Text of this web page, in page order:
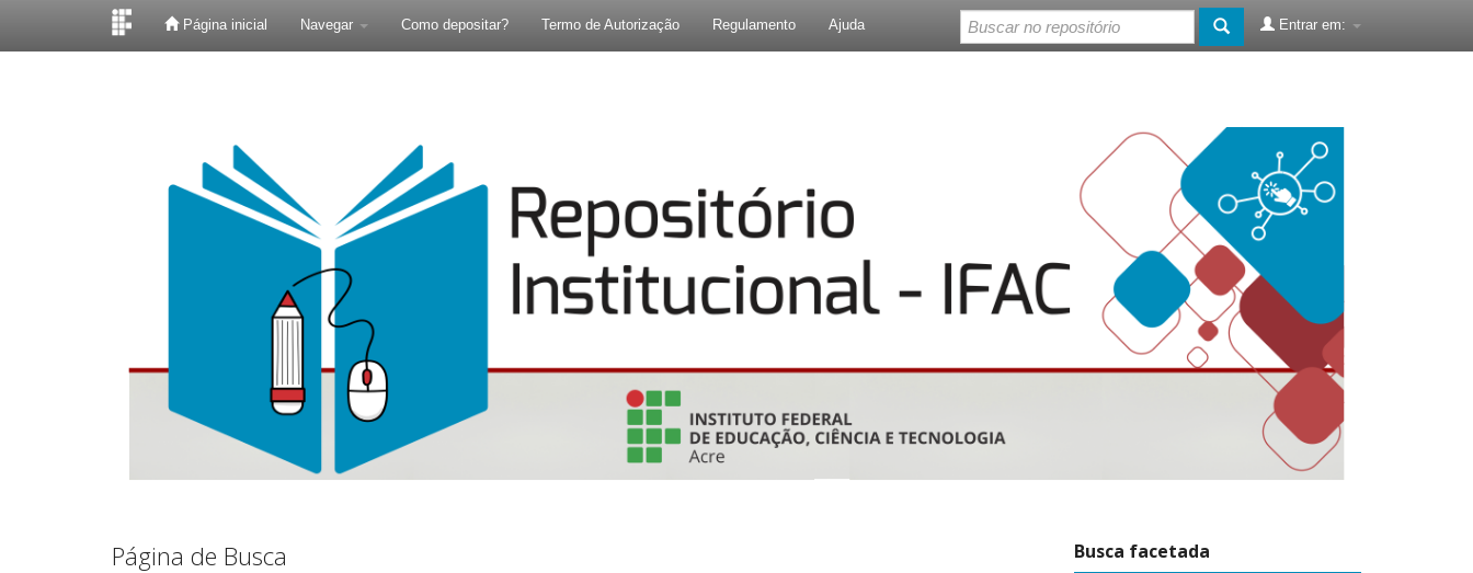
Página inicial Navegar Como depositar? Termo de Autorização Regulamento Ajuda Entrar em:
Página de Busca Busca facetada